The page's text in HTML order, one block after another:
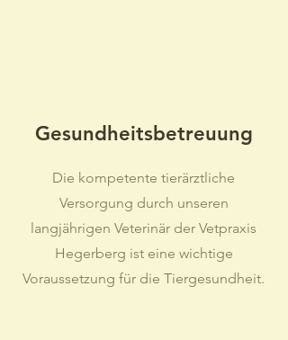
Gesundheitsbetreuung
Die kompetente tierärztliche
Versorgung durch unseren
langjährigen Veterinär der Vetpraxis
Hegerberg ist eine wichtige
Voraussetzung für die Tiergesundheit.